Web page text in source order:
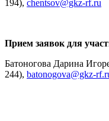
194), chentsov@gkz-rf.ru
Прием заявок для
Батоногова Дарина
244), batonogova@gkz-